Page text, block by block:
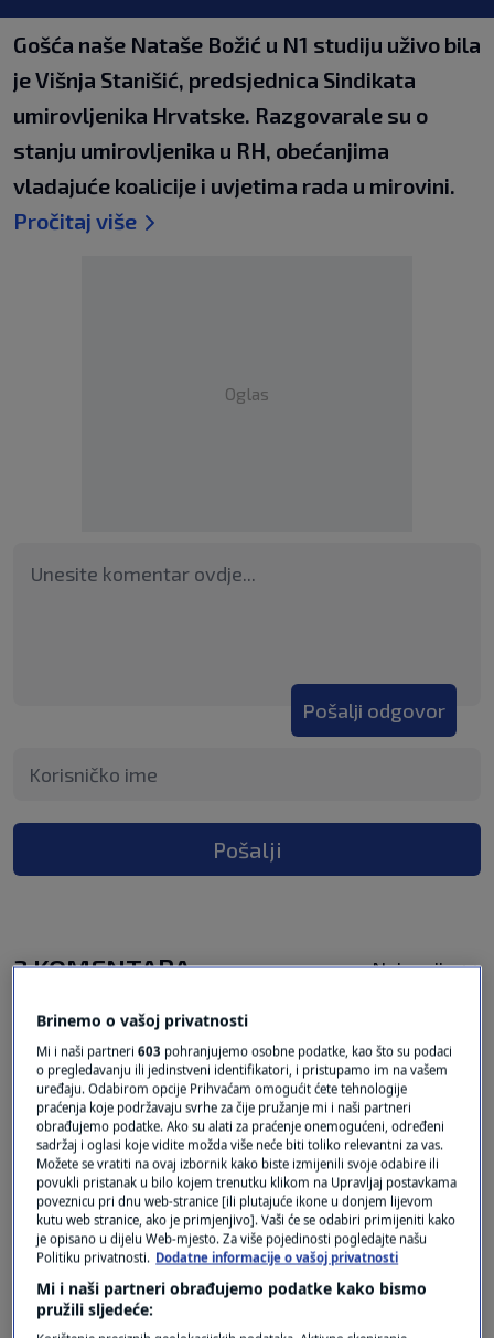
Gošća naše Nataše Božić u N1 studiju uživo bila
je Višnja Stanišić, predsjednica Sindikata
umirovljenika Hrvatske. Razgovarale su o
stanju umirovljenika u RH, obećanjima
vladajuće koalicije i uvjetima rada u mirovini.
Pročitaj više
Oglas
Pošalji odgovor
Pošalji
3 KOMENTARA Najnovije
prije 8 mjeseci
Ivan
Zato ja želim od srca da krepaju plenki ,piletić i
svi oni govnari koji kradu i kroje naš mirovine, da
ne uživaju u svojim visokim mirovinama‼️‼️‼️
Odgovor
Žac
Brinemo o vašoj privatnosti
Mi i naši partneri603 pohranjujemo osobne podatke, kao što su podaci
o pregledavanju ili jedinstveni identifikatori, i pristupamo im na vašem
uređaju. Odabirom opcije Prihvaćam omogućit ćete tehnologije
praćenja koje podržavaju svrhe za čije pružanje mi i naši partneri
obrađujemo podatke. Ako su alati za praćenje onemogućeni, određeni
sadržaj i oglasi koje vidite možda više neće biti toliko relevantni za vas.
Možete se vratiti na ovaj izbornik kako biste izmijenili svoje odabire ili
povukli pristanak u bilo kojem trenutku klikom na Upravljaj postavkama
poveznicu pri dnu web-stranice [ili plutajuće ikone u donjem lijevom
kutu web stranice, ako je primjenjivo]. Vaši će se odabiri primijeniti kako
je opisano u dijelu Web-mjesto. Za više pojedinosti pogledajte našu
Politiku privatnosti. Dodatne informacije o vašoj privatnosti
Mi i naši partneri obrađujemo podatke kako bismo
pružili sljedeće: